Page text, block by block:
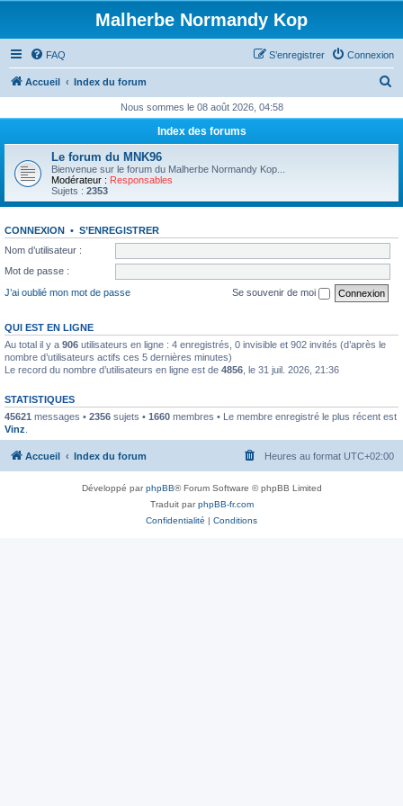
Malherbe Normandy Kop
FAQ Connexion
S’enregistrer
Accueil Index du forum
h
c
Nous sommes le 08 août 2026, 04:58
Index des forums
Le forum du MNK96
Bienvenue sur le forum du Malherbe Normandy Kop...
Modérateur : Responsables
Sujets : 2353
CONNEXION • S’ENREGISTRER
Nom d’utilisateur :
Mot de passe :
J’ai oublié mon mot de passe
Se souvenir de moi
QUI EST EN LIGNE
Au total il y a 906 utilisateurs en ligne : 4 enregistrés, 0 invisible et 902 invités (d’après le
nombre d’utilisateurs actifs ces 5 dernières minutes)
Le record du nombre d’utilisateurs en ligne est de 4856 , le 31 juil. 2026, 21:36
STATISTIQUES
45621 messages • 2356 sujets • 1660 membres • Le membre enregistré le plus récent est
Vinz
Accueil Index du forum Heures au format UTC+02:00
Développé parphpBB® Forum Software © phpBB Limited
Traduit parphpBB-fr.com
Confidentialité | Conditions